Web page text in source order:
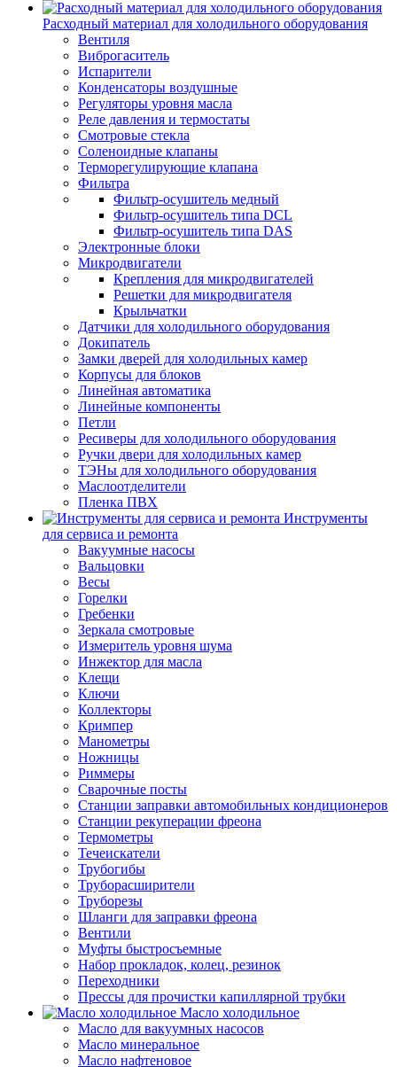
Расходный материал для холодильного оборудования
Вентиля
Виброгаситель
Испарители
Конденсаторы воздушные
Регуляторы уровня масла
Реле давления и термостаты
Смотровые стекла
Соленоидные клапаны
Терморегулирующие клапана
Фильтра
Фильтр-осушитель медный
Фильтр-осушитель типа DCL
Фильтр-осушитель типа DAS
Электронные блоки
Микродвигатели
Крепления для микродвигателей
Решетки для микродвигателя
Крыльчатки
Датчики для холодильного оборудования
Докипатель
Замки дверей для холодильных камер
Корпусы для блоков
Линейная автоматика
Линейные компоненты
Петли
Ресиверы для холодильного оборудования
Ручки двери для холодильных камер
ТЭНы для холодильного оборудования
Маслоотделители
Пленка ПВХ
Инструменты
для сервиса и ремонта
Вакуумные насосы
Вальцовки
Весы
Горелки
Гребенки
Зеркала смотровые
Измеритель уровня шума
Инжектор для масла
Клещи
Ключи
Коллекторы
Кримпер
Манометры
Ножницы
Риммеры
Сварочные посты
Станции заправки автомобильных кондиционеров
Станции рекуперации фреона
Термометры
Течеискатели
Трубогибы
Труборасширители
Труборезы
Шланги для заправки фреона
Вентили
Муфты быстросъемные
Набор прокладок, колец, резинок
Переходники
Прессы для прочистки капиллярной трубки
Масло холодильное
Масло для вакуумных насосов
Масло минеральное
Масло нафтеновое